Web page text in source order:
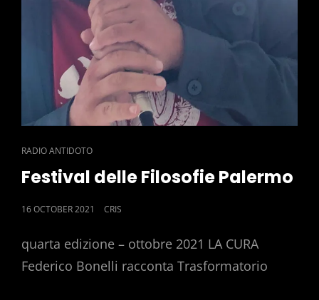
CAT
LINKS
RADIO ANTIDOTO
Festival delle Filosofie Palermo
POSTED
16 OCTOBER 2021 CRIS
quarta edizione – ottobre 2021 LA CURA
Federico Bonelli racconta Trasformatorio